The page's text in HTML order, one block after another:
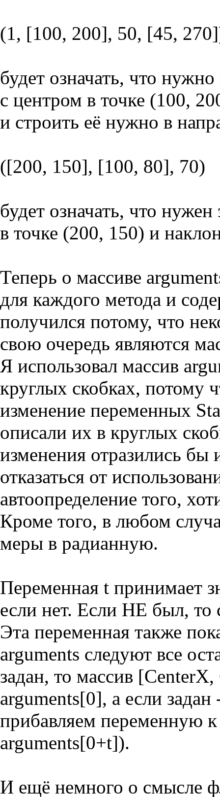
(1, [100, 200], 50, [45,
будет означать, что
с центром в точке (100,
и строить её нужно в
([200, 150], [100, 80], 70)
будет означать, что
в точке (200, 150) и
Теперь о массиве
для каждого метода и
получился потому, что
свою очередь являются
Я использовал массив
круглых скобках, потому
изменение переменных
описали их в круглых
изменения отразились бы
отказаться от
автоопределение того,
Кроме того, в любом
меры в радианную.
Переменная t принимает
если нет. Если НЕ был, то
Эта переменная также
arguments следуют все
задан, то массив
arguments[0], а если
прибавляем переменную
arguments[0+t]).
И ещё немного о смысле